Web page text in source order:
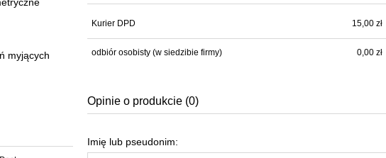
myjących
płatności
Kurier DPD 15,00 zł
odbiór osobisty (w siedzibie firmy) 0,00 zł
Opinie o produkcie (0)
Imię lub pseudonim: